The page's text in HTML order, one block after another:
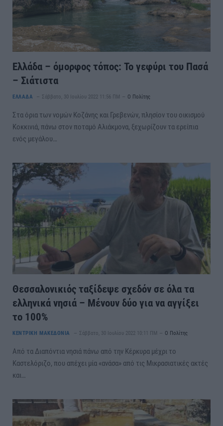
Ελλάδα – όμορφος τόπος: Το γεφύρι του Πασά
– Σιάτιστα
ΕΛΛΑΔΑ Σάββατο, 30 Ιουλίου 2022 11:56 ΠΜ Ο Πολίτης
Στα όρια των νομών Κοζάνης και Γρεβενών, πλησίον του οικισμού
Κοκκινιά, πάνω στον ποταμό Αλιάκμονα, ξεχωρίζουν τα ερείπια
ενός μεγάλου…
Θεσσαλονικιός ταξίδεψε σχεδόν σε όλα τα
ελληνικά νησιά – Μένουν δύο για να αγγίξει
το 100%
ΚΕΝΤΡΙΚΗ ΜΑΚΕΔΟΝΙΑ Σάββατο, 30 Ιουλίου 2022 10:11 ΠΜ Ο Πολίτης
Από τα Διαπόντια νησιά πάνω από την Κέρκυρα μέχρι το
Καστελόριζο, που απέχει μία «ανάσα» από τις Μικρασιατικές ακτές
και…